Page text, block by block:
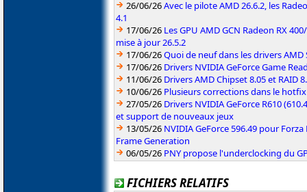
26/06/26Avec le pilote AMD 26.6.2, les
4.1
17/06/26 Les GPU AMD GCN Radeon RX
mise à jour 26.5.2
17/06/26Quoi de neuf dans les drivers AMD
17/06/26 Drivers NVIDIA GeForce Game
11/06/26 Drivers AMD Chipset 8.05 et RAID
10/06/26 Plusieurs corrections dans le hotfix
27/05/26 Drivers NVIDIA GeForce R610
et support de nouveaux jeux
13/05/26 NVIDIA GeForce 596.49 pour
Frame Generation
06/05/26 PNY propose l'underclocking du
FICHIERS RELATIFS